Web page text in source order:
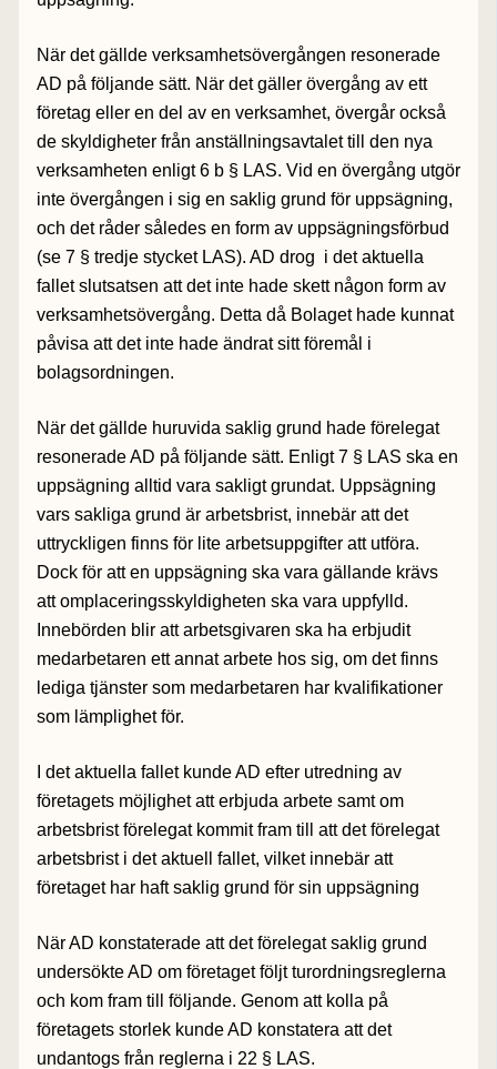
När det gällde verksamhetsövergången resonerade
AD på följande sätt. När det gäller övergång av ett
företag eller en del av en verksamhet, övergår också
de skyldigheter från anställningsavtalet till den nya
verksamheten enligt 6 b § LAS. Vid en övergång utgör
inte övergången i sig en saklig grund för uppsägning,
och det råder således en form av uppsägningsförbud
(se 7 § tredje stycket LAS). AD drog i det aktuella
fallet slutsatsen att det inte hade skett någon form av
verksamhetsövergång. Detta då Bolaget hade kunnat
påvisa att det inte hade ändrat sitt föremål i
bolagsordningen.
När det gällde huruvida saklig grund hade förelegat
resonerade AD på följande sätt. Enligt 7 § LAS ska en
uppsägning alltid vara sakligt grundat. Uppsägning
vars sakliga grund är arbetsbrist, innebär att det
uttryckligen finns för lite arbetsuppgifter att utföra.
Dock för att en uppsägning ska vara gällande krävs
att omplaceringsskyldigheten ska vara uppfylld.
Innebörden blir att arbetsgivaren ska ha erbjudit
medarbetaren ett annat arbete hos sig, om det finns
lediga tjänster som medarbetaren har kvalifikationer
som lämplighet för.
I det aktuella fallet kunde AD efter utredning av
företagets möjlighet att erbjuda arbete samt om
arbetsbrist förelegat kommit fram till att det förelegat
arbetsbrist i det aktuell fallet, vilket innebär att
företaget har haft saklig grund för sin uppsägning
När AD konstaterade att det förelegat saklig grund
undersökte AD om företaget följt turordningsreglerna
och kom fram till följande. Genom att kolla på
företagets storlek kunde AD konstatera att det
undantogs från reglerna i 22 § LAS.